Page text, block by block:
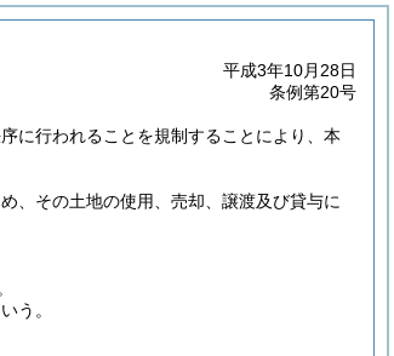
平成3年10月28日
条例第20号
に行われることを規制することにより、本
、その土地の使用、売却、譲渡及び貸与に
う。